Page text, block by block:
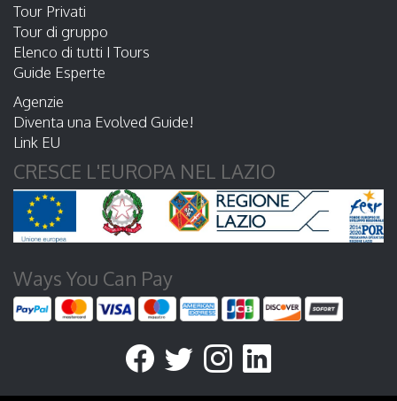
Tour Privati
Tour di gruppo
Elenco di tutti I Tours
Guide Esperte
Agenzie
Diventa una Evolved Guide!
Link EU
CRESCE L'EUROPA NEL LAZIO
Ways You Can Pay